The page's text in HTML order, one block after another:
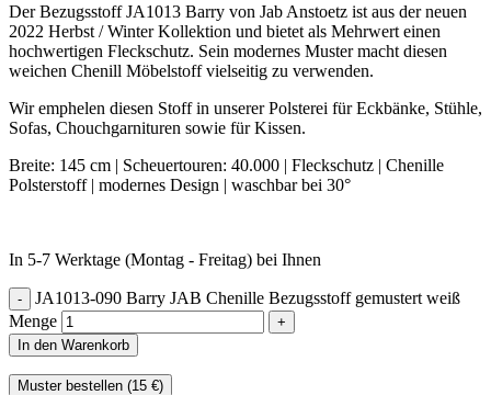
Der Bezugsstoff JA1013 Barry von Jab Anstoetz ist aus der neuen
2022 Herbst / Winter Kollektion und bietet als Mehrwert einen
hochwertigen Fleckschutz. Sein modernes Muster macht diesen
weichen Chenill Möbelstoff vielseitig zu verwenden.
Wir emphelen diesen Stoff in unserer Polsterei für Eckbänke, Stühle,
Sofas, Chouchgarnituren sowie für Kissen.
Breite: 145 cm | Scheuertouren: 40.000 | Fleckschutz | Chenille
Polsterstoff | modernes Design | waschbar bei 30°
In 5-7 Werktage (Montag - Freitag) bei Ihnen
JA1013-090 Barry JAB Chenille Bezugsstoff gemustert weiß
Menge
In den Warenkorb
Muster bestellen (15 €)